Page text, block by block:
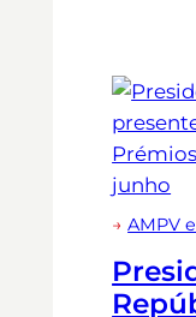
→AMPV